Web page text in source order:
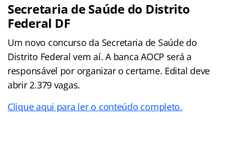
Secretaria de Saúde do Distrito
Federal DF
Um novo concurso da Secretaria de Saúde do
Distrito Federal vem aí. A banca AOCP será a
responsável por organizar o certame. Edital deve
abrir 2.379 vagas.
Clique aqui para ler o conteúdo completo.